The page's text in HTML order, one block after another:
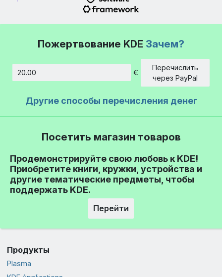
Пожертвование KDE Зачем?
€
Перечислить
через PayPal
Другие способы перечисления денег
Посетить магазин товаров
Продемонстрируйте свою любовь к KDE!
Приобретите книги, кружки, устройства и
другие тематические предметы, чтобы
поддержать KDE.
Перейти
Продукты
Plasma